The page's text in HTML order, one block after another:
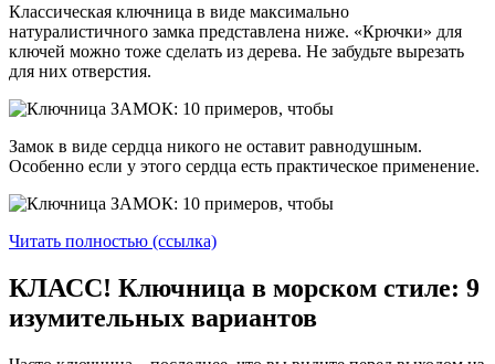
Классическая ключница в виде максимально
натуралистичного замка представлена ниже. «Крючки» для
ключей можно тоже сделать из дерева. Не забудьте вырезать
для них отверстия.
Замок в виде сердца никого не оставит равнодушным.
Особенно если у этого сердца есть практическое применение.
Читать полностью (ссылка)
КЛАСС! Ключница в морском стиле: 9
изумительных вариантов